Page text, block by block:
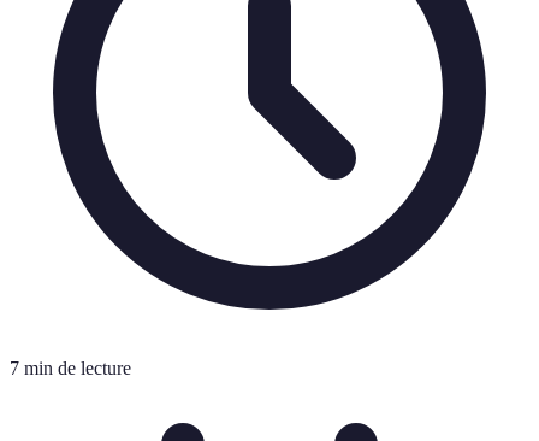
7 min de lecture